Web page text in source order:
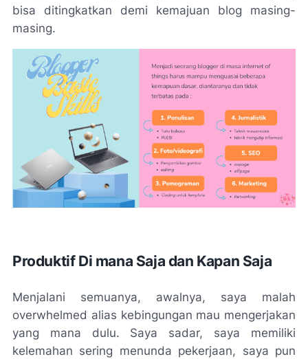
bisa ditingkatkan demi kemajuan blog masing-
masing.
Produktif Di mana Saja dan Kapan Saja
Menjalani semuanya, awalnya, saya malah
overwhelmed alias kebingungan mau mengerjakan
yang mana dulu. Saya sadar, saya memiliki
kelemahan sering menunda pekerjaan, saya pun